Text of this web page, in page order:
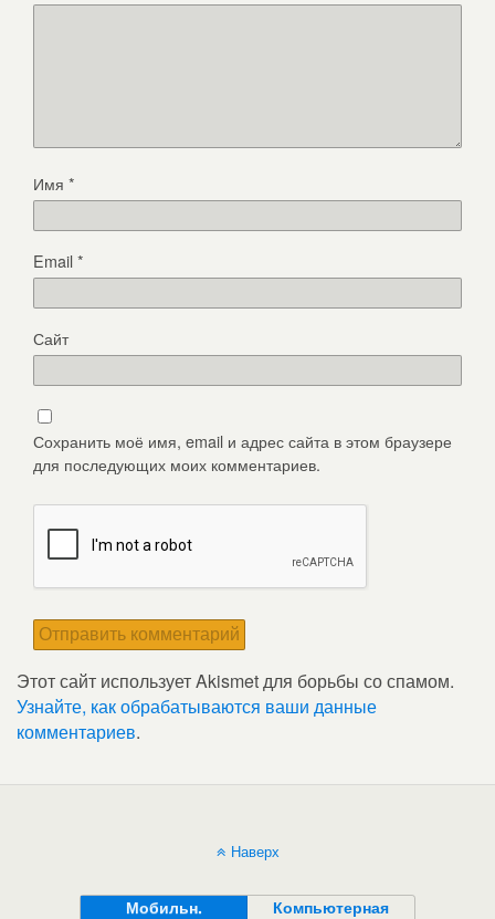
Имя *
Email*
Сайт
Сохранить моё имя, email и адрес сайта в этом браузере
для последующих моих комментариев.
Этот сайт использует Akismet для борьбы со спамом.
Узнайте, как обрабатываются ваши данные
комментариев.
Наверх
Мобильн. Компьютерная